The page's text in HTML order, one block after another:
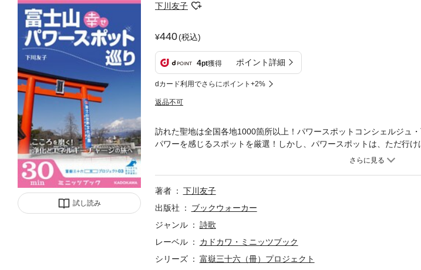
試し読み
下川友子
440(税込)
4pt獲得 ポイント詳細
dカード利用でさらにポイント+2%
返品不可
訪れた聖地は全国各地1000箇所以上！パワースポットコンシェルジュ
パワーを感じるスポットを厳選！しかし、パワースポットは、ただ行け
スポットに行ってどうしたらいいの？ パワーってどんな感じ？ よ
＆パワーチャージしませんか？【目次】・パワースポットとは、気がよ
力が宿る場所・富士山周辺のパワースポット： 富士山本宮浅間大社／
止の滝／竜宮洞穴／忍野八海／柿田川湧水群・心と体がキラキラするた
ポットに訪れるようになって
著者
下川友子
出版社
ブックウォーカー
ジャンル
詩歌
レーベル
カドカワ・ミニッツブック
シリーズ
富嶽三十六（冊）プロジェクト